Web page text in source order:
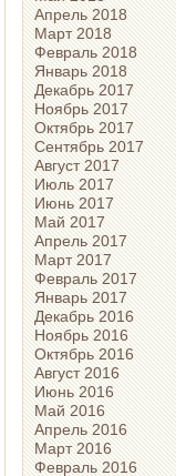
Апрель 2018
Март 2018
Февраль 2018
Январь 2018
Декабрь 2017
Ноябрь 2017
Октябрь 2017
Сентябрь 2017
Август 2017
Июль 2017
Июнь 2017
Май 2017
Апрель 2017
Март 2017
Февраль 2017
Январь 2017
Декабрь 2016
Ноябрь 2016
Октябрь 2016
Август 2016
Июнь 2016
Май 2016
Апрель 2016
Март 2016
Февраль 2016